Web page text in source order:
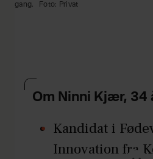
gang. Foto: Privat
Om Ninni Kjær, 34
Kandidat i
Innovation fra